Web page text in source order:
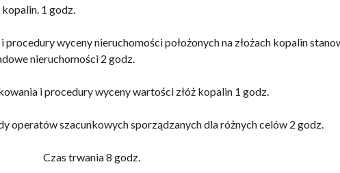
kopalin. 1 godz.
procedury wyceny nieruchomości położonych na złożach kopalin
nieruchomości 2 godz.
i procedury wyceny wartości złóż kopalin 1 godz.
operatów szacunkowych sporządzanych dla różnych celów 2 godz.
trwania 8 godz.